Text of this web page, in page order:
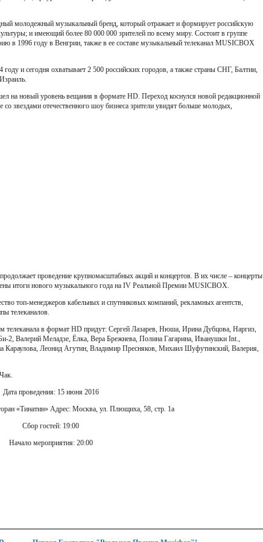
молодежный музыкальный бренд, который отражает и формирует российскую
и имеющий более 80 000 000 зрителей по всему миру. Состоит в группе
в 1996 году в Венгрии, также в ее составе музыкальный телеканал MUSICBOX
году и сегодня охватывает 2 500 российских городов, а также страны СНГ, Балтии,
на новый уровень вещания в формате HD. Переход коснулся новой редакционной
звездами отечественного шоу бизнеса зрители увидят больше молодых,
продолжает проведение крупномасштабных акций и концертов. В их числе – концерты
итоги нового музыкального года на IV Реальной Премии MUSICBOX.
топ-менеджеров кабельных и спутниковых компаний, рекламных агентств,
телеканалов.
в формат HD придут: Сергей Лазарев, Нюша, Ирина Дубцова, Наргиз,
2, Валерий Меладзе, Ёлка, Вера Брежнева, Полина Гагарина, Иванушки Int.,
Леонид Агутин, Владимир Пресняков, Михаил Шуфутинский, Валерия,
Дата проведения: 15 июня 2016
«Тинатин» Адрес: Москва, ул. Плющиха, 58, стр. 1а
Сбор гостей: 19:00
Начало мероприятия: 20:00